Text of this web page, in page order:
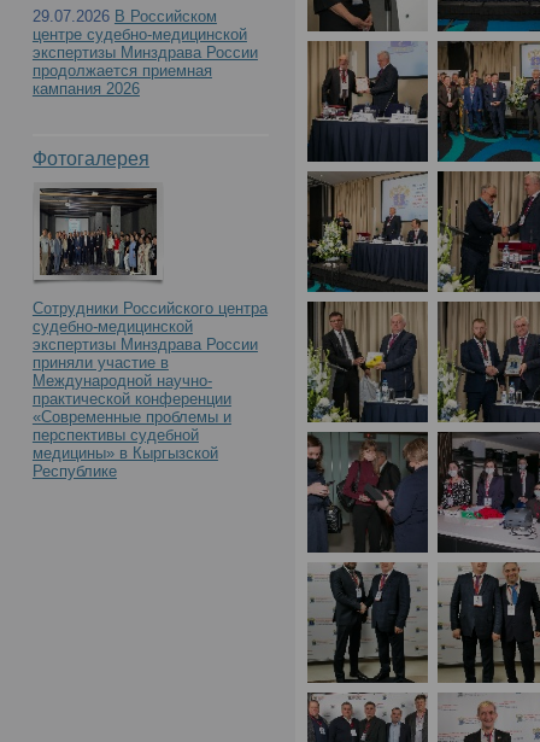
Российского центра
экспертизы. К 90-
образования»(День1)
29.07.2026 В Российском
центре судебно-медицинской
экспертизы Минздрава России
продолжается приемная
кампания 2026
Фотогалерея
Сотрудники Российского центра
судебно-медицинской
экспертизы Минздрава России
приняли участие в
Международной научно-
практической конференции
«Современные проблемы и
перспективы судебной
медицины» в Кыргызской
Республике